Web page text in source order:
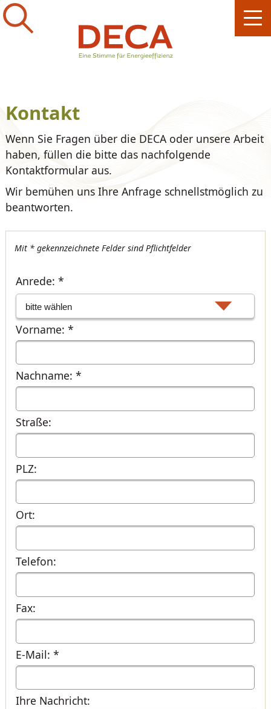
Kontakt
Wenn Sie Fragen über die DECA oder unsere Arbeit
haben, füllen die bitte das nachfolgende
Kontaktformular aus.
Wir bemühen uns Ihre Anfrage schnellstmöglich zu
beantworten.
Mit * gekennzeichnete Felder sind Pflichtfelder
Anrede: *
Vorname: *
Nachname: *
Straße:
PLZ:
Ort:
Telefon:
Fax:
E-Mail: *
Ihre Nachricht: